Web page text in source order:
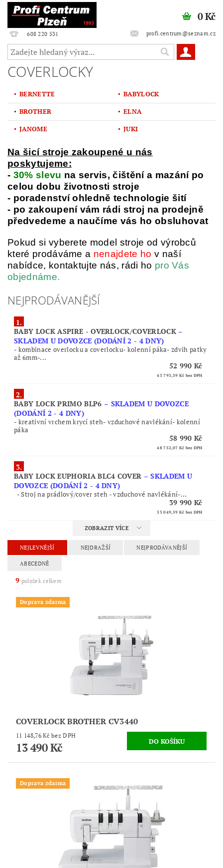
608 220 531 profi.centrum@seznam.cz
0 Kč
COVERLOCKY
BERNETTE
BABYLOCK
BROTHER
ELNA
JANOME
JUKI
Na šicí stroje zakoupené u nás
poskytujeme:
- 30% slevu na servis, čištění a mazání po
celou dobu životnosti stroje
- poradenství ohledně technologie šití
- po zakoupení vám rádi stroj na prodejně
předvedeme a naučíme vás ho obsluhovat
Pokud si vyberete model stroje od výrobců
které prodáváme a nenajdete ho v naší
nabídce, kontaktujte nás, rádi ho pro Vás
objednáme.
NEJPRODÁVANĚJŠÍ
1.
BABY LOCK ASPIRE - OVERLOCK/COVERLOCK –
SKLADEM U DOVOZCE (DODÁNÍ 2 - 4 DNY)
- kombinace overlocku a coverlocku- kolenní páka- zdvih patky
až 6mm-...
52 990 Kč
43 793,39 Kč bez DPH
2.
BABY LOCK PRIMO BLP6 – SKLADEM U DOVOZCE
(DODÁNÍ 2 - 4 DNY)
- kreativní vrchem krycí steh- vzduchové navlékání- kolenní
páka
58 990 Kč
48 752,07 Kč bez DPH
3.
BABY LOCK EUPHORIA BLC4 COVER –SKLADEM U
DOVOZCE (DODÁNÍ 2 - 4 DNY)
- Stroj na prádlový/cover steh - vzduchové navlékání-...
39 990 Kč
33 049,59 Kč bez DPH
ZOBRAZIT VÍCE
NEJLEVNĚJŠÍ NEJDRAŽŠÍ NEJPRODÁVANĚJŠÍ
ABECEDNĚ
9 položek celkem
Doprava zdarma
COVERLOCK BROTHER CV3440
11 148,76 Kč bez DPH
13 490 Kč
Doprava zdarma